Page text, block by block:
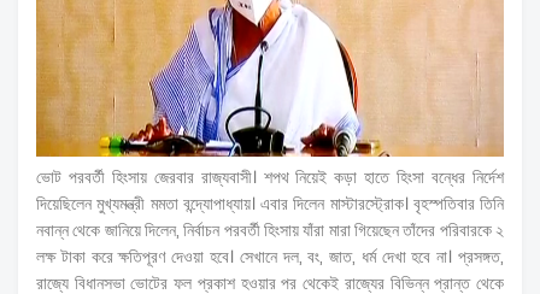
ভোট পরবর্তী হিংসায় জেরবার রাজ্যবাসী। শপথ নিয়েই কড়া হাতে হিংসা বন্ধের নির্দেশ
দিয়েছিলেন মুখ্যমন্ত্রী মমতা বন্দ্যোপাধ্যায়। এবার দিলেন মাস্টারস্ট্রোক। বৃহস্পতিবার তিনি
নবান্ন থেকে জানিয়ে দিলেন, নির্বাচন পরবর্তী হিংসায় যাঁরা মারা গিয়েছেন তাঁদের পরিবারকে ২
লক্ষ টাকা করে ক্ষতিপূরণ দেওয়া হবে। সেখানে দল, বং, জাত, ধর্ম দেখা হবে না। প্রসঙ্গত,
রাজ্যে বিধানসভা ভোটের ফল প্রকাশ হওয়ার পর থেকেই রাজ্যের বিভিন্ন প্রান্ত থেকে